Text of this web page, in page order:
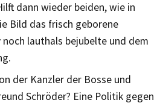
dann wieder beiden, wie in
Bild das frisch geborene
lauthals bejubelte und dem
der Kanzler der Bosse und
Schröder? Eine Politik gegen